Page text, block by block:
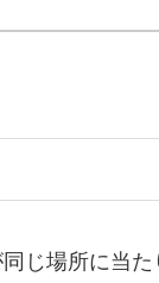
じ場所に当